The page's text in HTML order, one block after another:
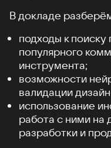
В докладе
подходы к
популярного
инструмента;
возможности
валидации
использование
работа с ними на
разработки и